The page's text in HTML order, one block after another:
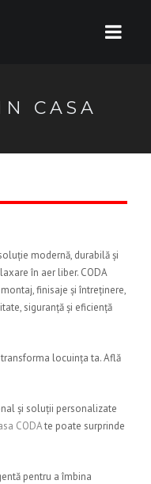
CASA
modernă, durabilă și
în aer liber. CODA
finisaje și întreținere,
siguranță și eficiență
locuința ta. Află
și soluții personalizate
CODAte poate surprinde
pentru a îmbina